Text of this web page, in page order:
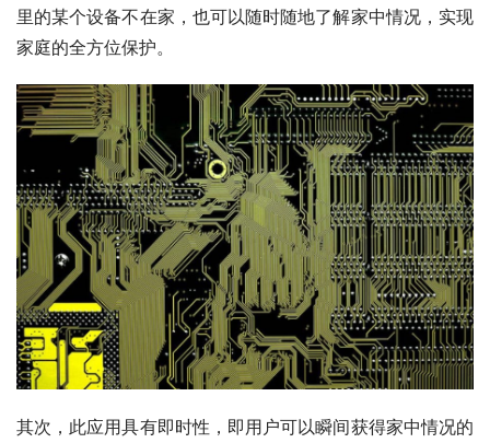
里的某个设备不在家，也可以随时随地了解家中情况，实现
家庭的全方位保护。
其次，此应用具有即时性，即用户可以瞬间获得家中情况的